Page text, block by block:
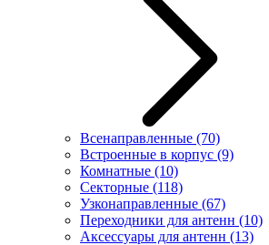
Всенаправленные (70)
Встроенные в корпус (9)
Комнатные (10)
Секторные (118)
Узконаправленные (67)
Переходники для антенн (10)
Аксессуары для антенн (13)